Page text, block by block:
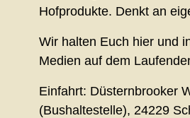
Hofprodukte. Denkt an
Wir halten Euch hier und
Medien auf dem
Einfahrt: Düsternbrooker
(Bushaltestelle), 24229